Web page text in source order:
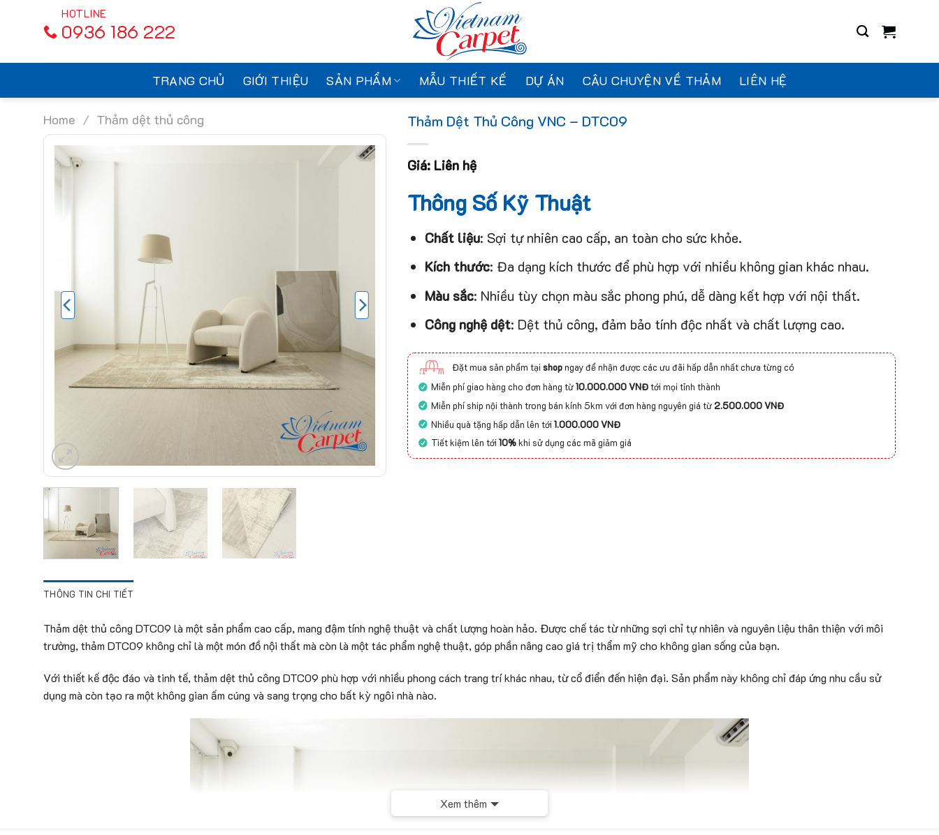
0936 186 222
TRANG CHỦ GIỚI THIỆU SẢN PHẨM MẪU THIẾT KẾ DỰ ÁN CÂU CHUYỆN VỀ THẢM LIÊN HỆ
Home / Thảm dệt thủ công Thảm Dệt Thủ Công VNC – DTC09
Giá: Liên hệ
Thông Số Kỹ Thuật
Chất liệu: Sợi tự nhiên cao cấp, an toàn cho sức khỏe.
Kích thước: Đa dạng kích thước để phù hợp với nhiều không gian khác nhau.
Màu sắc: Nhiều tùy chọn màu sắc phong phú, dễ dàng kết hợp với nội thất.
Công nghệ dệt: Dệt thủ công, đảm bảo tính độc nhất và chất lượng cao.
Đặt mua sản phẩm tại shopngay để nhận được các ưu đãi hấp dẫn nhất chưa từng có
Miễn phí giao hàng cho đơn hàng từ10.000.000 VNĐtới mọi tỉnh thành
Miễn phí ship nội thành trong bán kính 5km với đơn hàng nguyên giá từ2.500.000 VNĐ
Nhiều quà tặng hấp dẫn lên tới1.000.000 VNĐ
Tiết kiệm lên tới10%khi sử dụng các mã giảm giá
THÔNG TIN CHI TIẾT
Thảm dệt thủ công DTC09 là một sản phẩm cao cấp, mang đậm tính nghệ thuật và chất lượng hoàn hảo. Được chế tác từ những sợi chỉ tự nhiên và nguyên liệu thân thiện với môi
trường, thảm DTC09 không chỉ là một món đồ nội thất mà còn là một tác phẩm nghệ thuật, góp phần nâng cao giá trị thẩm mỹ cho không gian sống của bạn.
Với thiết kế độc đáo và tinh tế, thảm dệt thủ công DTC09 phù hợp với nhiều phong cách trang trí khác nhau, từ cổ điển đến hiện đại. Sản phẩm này không chỉ đáp ứng nhu cầu sử
dụng mà còn tạo ra một không gian ấm cúng và sang trọng cho bất kỳ ngôi nhà nào.
Xem thêm